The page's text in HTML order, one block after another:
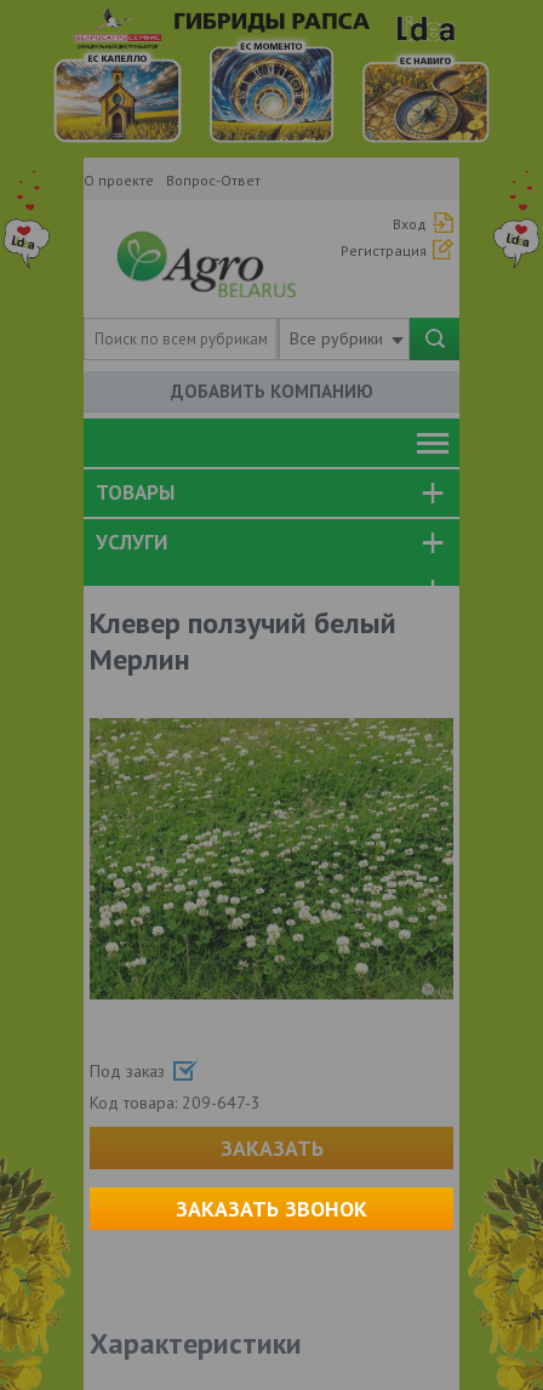
О проекте Вопрос-Ответ
Вход
Регистрация
Все рубрики
ДОБАВИТЬ КОМПАНИЮ
ТОВАРЫ
УСЛУГИ
Клевер ползучий белый
Мерлин
Под заказ
Код товара: 209-647-3
ЗАКАЗАТЬ
ЗАКАЗАТЬ ЗВОНОК
Характеристики